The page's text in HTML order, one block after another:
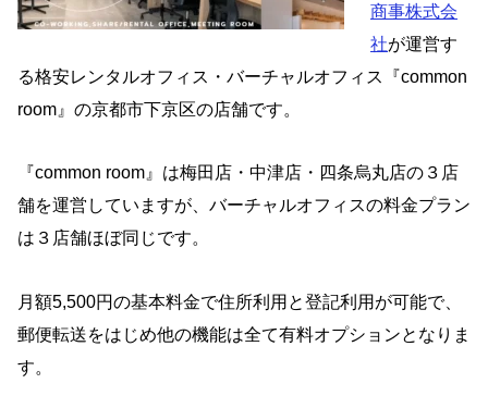
商事株式会
社が運営す
る格安レンタルオフィス・バーチャルオフィス『common
room』の京都市下京区の店舗です。
『common room』は梅田店・中津店・四条烏丸店の３店
舗を運営していますが、バーチャルオフィスの料金プラン
は３店舗ほぼ同じです。
月額5,500円の基本料金で住所利用と登記利用が可能で、
郵便転送をはじめ他の機能は全て有料オプションとなりま
す。